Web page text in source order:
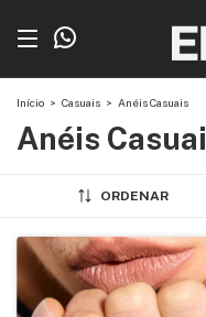
Início > Casuais > Anéis Casuais
Anéis
ORDENAR